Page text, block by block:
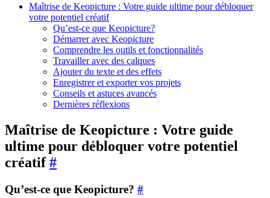
Maîtrise de Keopicture : Votre guide ultime pour débloquer
votre potentiel créatif
Qu’est-ce que Keopicture?
Démarrer avec Keopicture
Comprendre les outils et fonctionnalités
Travailler avec des calques
Ajouter du texte et des effets
Enregistrer et exporter vos projets
Conseils et astuces avancés
Dernières réflexions
Maîtrise de Keopicture : Votre guide
ultime pour débloquer votre potentiel
créatif#
Qu’est-ce que Keopicture? #